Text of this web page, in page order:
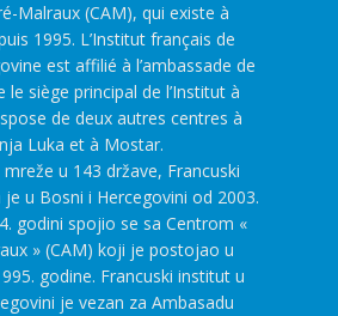
Malraux (CAM), qui existe à
1995. L’Institut français de
est affilié à l’ambassade de
le siège principal de l’Institut à
de deux autres centres à
Luka et à Mostar.
u 143 države, Francuski
u Bosni i Hercegovini od 2003.
godini spojio se sa Centrom «
» (CAM) koji je postojao u
godine. Francuski institut u
je vezan za Ambasadu